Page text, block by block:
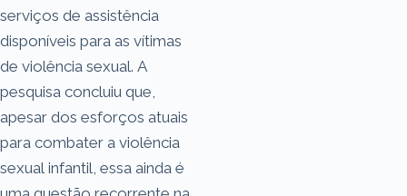
serviços de assistência
disponíveis para as vítimas
de violência sexual. A
pesquisa concluiu que,
apesar dos esforços atuais
para combater a violência
sexual infantil, essa ainda é